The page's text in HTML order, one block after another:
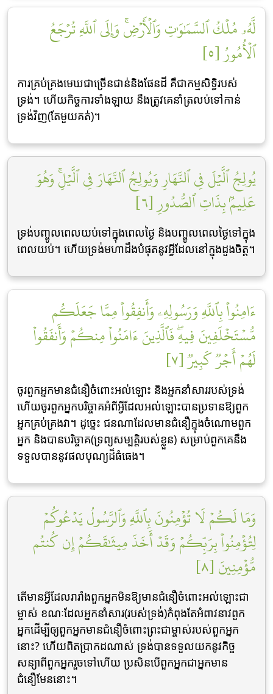
لَّهُۥ مُلۡكُ ٱلسَّمَٰوَٰتِ وَٱلۡأَرۡضِۚ وَإِلَى ٱللَّهِ تُرۡجَعُ
ٱلۡأُمُورُ [٥]
ការគ្រប់គ្រងមេឃជាច្រើនជាន់និងផែនដី គឺជាកម្មសិទ្ធិរបស់
ទ្រង់។ ហើយកិច្ចការទាំងឡាយ នឹងត្រូវគេនាំត្រលប់ទៅកាន់
ទ្រង់វិញ(តែមួយគត់)។
يُولِجُ ٱلَّيۡلَ فِي ٱلنَّهَارِ وَيُولِجُ ٱلنَّهَارَ فِي ٱلَّيۡلِۚ وَهُوَ
عَلِيمُۢ بِذَاتِ ٱلصُّدُورِ [٦]
ទ្រង់បញ្ចូលពេលយប់ទៅក្នុងពេលថ្ងៃ និងបញ្ចូលពេលថ្ងៃទៅក្នុង
ពេលយប់។ ហើយទ្រង់មហាដឹងបំផុតនូវអ្វីដែលនៅក្នុងដួងចិត្ត។
ءَامِنُواْ بِٱللَّهِ وَرَسُولِهِۦ وَأَنفِقُواْ مِمَّا جَعَلَكُم
مُّسۡتَخۡلَفِينَ فِيهِۖ فَٱلَّذِينَ ءَامَنُواْ مِنكُمۡ وَأَنفَقُواْ
لَهُمۡ أَجۡرٞ كَبِيرٞ [٧]
ចូរពួកអ្នកមានជំនឿចំពោះអល់ឡោះ និងអ្នកនាំសាររបស់ទ្រង់
ហើយចូរពួកអ្នកបរិច្ចាគអំពីអ្វីដែលអល់ឡោះបានប្រទានឱ្យពួក
អ្នកគ្រប់គ្រងវា។ ដូច្នេះ ជនណាដែលមានជំនឿក្នុងចំណោមពួក
អ្នក និងបានបរិច្ចាគ(ទ្រព្យសម្បត្តិរបស់ខ្លួន) សម្រាប់ពួកគេនឹង
ទទួលបាននូវផលបុណ្យដ៏ធំធេង។
وَمَا لَكُمۡ لَا تُؤۡمِنُونَ بِٱللَّهِ وَٱلرَّسُولُ يَدۡعُوكُمۡ
لِتُؤۡمِنُواْ بِرَبِّكُمۡ وَقَدۡ أَخَذَ مِيثَٰقَكُمۡ إِن كُنتُم
مُّؤۡمِنِينَ [٨]
តើមានអ្វីដែលរារាំងពួកអ្នកមិនឱ្យមានជំនឿចំពោះអល់ឡោះជា
ម្ចាស់ ខណៈដែលអ្នកនាំសារ(របស់ទ្រង់)កំពុងតែអំពាវនាវពួក
អ្នកដើម្បីឲ្យពួកអ្នកមានជំនឿចំពោះព្រះជាម្ចាស់របស់ពួកអ្នក
នោះ? ហើយពិតប្រាកដណាស់ ទ្រង់បានទទួលយកនូវកិច្ច
សន្យាពីពួកអ្នករួចទៅហើយ ប្រសិនបើពួកអ្នកជាអ្នកមាន
ជំនឿមែននោះ។